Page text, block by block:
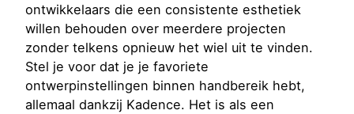
ontwikkelaars die een consistente esthetiek
willen behouden over meerdere projecten
zonder telkens opnieuw het wiel uit te vinden.
Stel je voor dat je je favoriete
ontwerpinstellingen binnen handbereik hebt,
allemaal dankzij Kadence. Het is als een